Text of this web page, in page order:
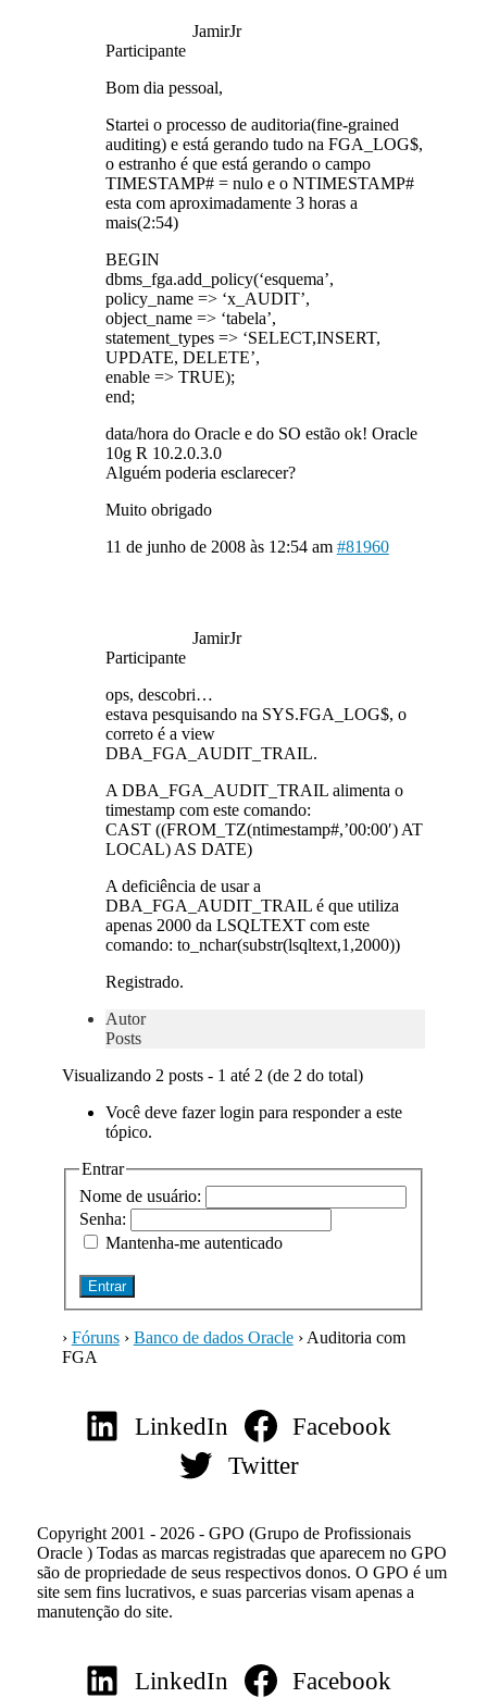
JamirJr
Participante
Bom dia pessoal,
Startei o processo de auditoria(fine-grained
auditing) e está gerando tudo na FGA_LOG$,
o estranho é que está gerando o campo
TIMESTAMP# = nulo e o NTIMESTAMP#
esta com aproximadamente 3 horas a
mais(2:54)
BEGIN
dbms_fga.add_policy(‘esquema’,
policy_name => ‘x_AUDIT’,
object_name => ‘tabela’,
statement_types => ‘SELECT,INSERT,
UPDATE, DELETE’,
enable => TRUE);
end;
data/hora do Oracle e do SO estão ok! Oracle
10g R 10.2.0.3.0
Alguém poderia esclarecer?
Muito obrigado
11 de junho de 2008 às 12:54 am #81960
JamirJr
Participante
ops, descobri…
estava pesquisando na SYS.FGA_LOG$, o
correto é a view
DBA_FGA_AUDIT_TRAIL.
A DBA_FGA_AUDIT_TRAIL alimenta o
timestamp com este comando:
CAST ((FROM_TZ(ntimestamp#,’00:00′) AT
LOCAL) AS DATE)
A deficiência de usar a
DBA_FGA_AUDIT_TRAIL é que utiliza
apenas 2000 da LSQLTEXT com este
comando: to_nchar(substr(lsqltext,1,2000))
Registrado.
Autor
Posts
Visualizando 2 posts - 1 até 2 (de 2 do total)
Você deve fazer login para responder a este
tópico.
Entrar
Nome de usuário:
Senha:
Mantenha-me autenticado
Entrar
› Fóruns › Banco de dados Oracle › Auditoria com
FGA
LinkedIn
Facebook
Twitter
Copyright 2001 - 2026 - GPO (Grupo de Profissionais
Oracle ) Todas as marcas registradas que aparecem no GPO
são de propriedade de seus respectivos donos. O GPO é um
site sem fins lucrativos, e suas parcerias visam apenas a
manutenção do site.
LinkedIn Facebook